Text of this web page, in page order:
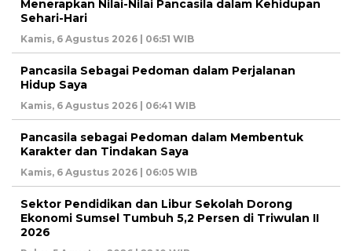
Menerapkan Nilai-Nilai Pancasila dalam Kehidupan
Sehari-Hari
Kamis, 6 Agustus 2026 | 06:51 WIB
Pancasila Sebagai Pedoman dalam Perjalanan
Hidup Saya
Kamis, 6 Agustus 2026 | 06:41 WIB
Pancasila sebagai Pedoman dalam Membentuk
Karakter dan Tindakan Saya
Kamis, 6 Agustus 2026 | 06:05 WIB
Sektor Pendidikan dan Libur Sekolah Dorong
Ekonomi Sumsel Tumbuh 5,2 Persen di Triwulan II
2026